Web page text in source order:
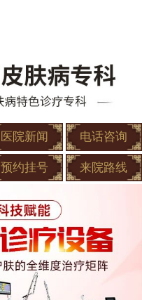
医院新闻 电话咨询
预约挂号 来院路线